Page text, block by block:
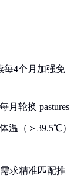
每4个月加强免
月轮换 pastures
温（＞39.5℃）
求精准匹配推